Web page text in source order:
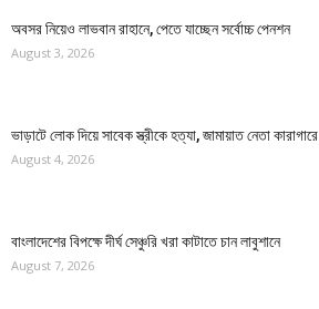
অবসর নিয়েও লাভবান রাহানে, পেতে যাচ্ছেন সর্বোচ্চ পেনশন
August 3, 2026
ভাড়াটে লোক দিয়ে সাবেক স্ত্রীকে হত্যা, জামায়াত নেতা কারাগারে
August 4, 2026
বাংলাদেশের বিপক্ষে দীর্ঘ সেঞ্চুরি খরা কাটাতে চান লাবুশানে
August 7, 2026